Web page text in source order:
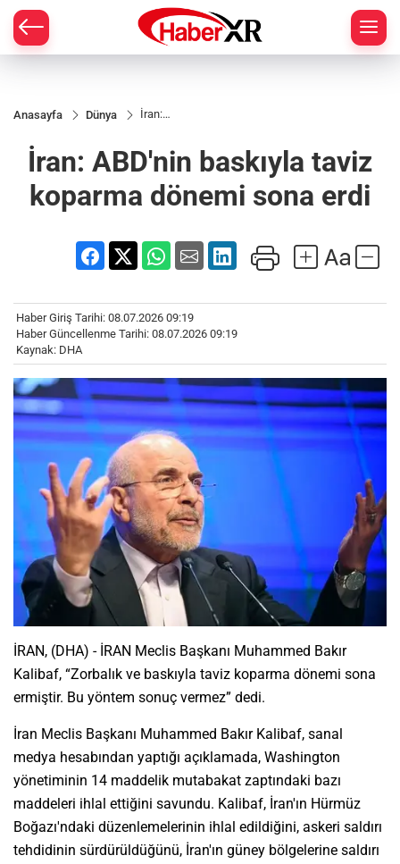
Anasayfa Dünya
İran:
taviz
koparma
dönemi
sona
erdi
İran: ABD'nin baskıyla taviz
koparma dönemi sona erdi
Haber Giriş Tarihi: 08.07.2026 09:19
Haber Güncellenme Tarihi: 08.07.2026 09:19
Kaynak: DHA
İRAN, (DHA) - İRAN Meclis Başkanı Muhammed Bakır
Kalibaf, “Zorbalık ve baskıyla taviz koparma dönemi sona
ermiştir. Bu yöntem sonuç vermez” dedi.
İran Meclis Başkanı Muhammed Bakır Kalibaf, sanal
medya hesabından yaptığı açıklamada, Washington
yönetiminin 14 maddelik mutabakat zaptındaki bazı
maddeleri ihlal ettiğini savundu. Kalibaf, İran'ın Hürmüz
Boğazı'ndaki düzenlemelerinin ihlal edildiğini, askeri saldırı
tehdidinin sürdürüldüğünü, İran'ın güney bölgelerine saldırı